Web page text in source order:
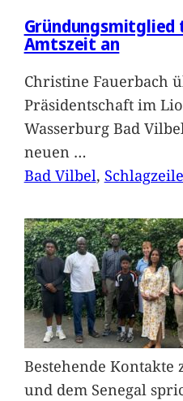
Amtszeit an
Christine Fauerbach
Präsidentschaft im
Wasserburg Bad
neuen …
Bad Vilbel,
Bestehende Kontakte
und dem Senegal